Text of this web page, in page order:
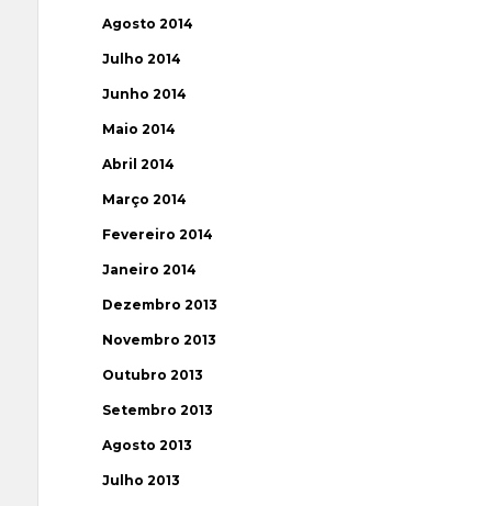
Agosto 2014
Julho 2014
Junho 2014
Maio 2014
Abril 2014
Março 2014
Fevereiro 2014
Janeiro 2014
Dezembro 2013
Novembro 2013
Outubro 2013
Setembro 2013
Agosto 2013
Julho 2013